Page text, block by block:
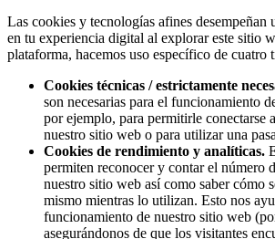
Las cookies y tecnologías afines desempeñan
en tu experiencia digital al explorar este sitio
plataforma, hacemos uso específico de cuatro
Cookies técnicas / estrictamente
son necesarias para el funcionamiento
por ejemplo, para permitirle conectarse
nuestro sitio web o para utilizar una
Cookies de rendimiento y analíticas.
permiten reconocer y contar el número
nuestro sitio web así como saber cómo
mismo mientras lo utilizan. Esto nos
funcionamiento de nuestro sitio web
asegurándonos de que los visitantes